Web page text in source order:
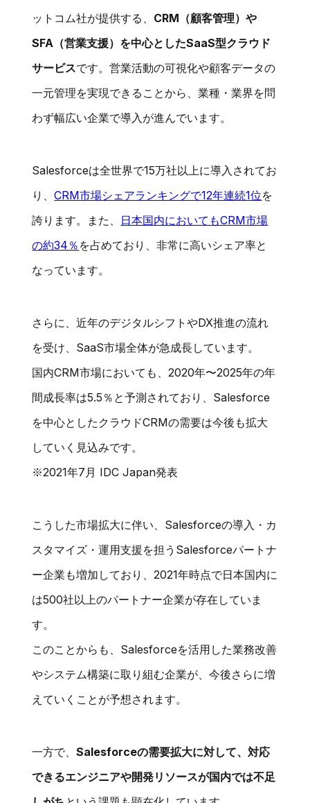
ットコム社が提供する、 CRM（顧客管理）や
SFA（営業支援）を中心としたSaaS型クラウド
サービスです。営業活動の可視化や顧客データの
一元管理を実現できることから、業種・業界を問
わず幅広い企業で導入が進んでいます。
Salesforceは全世界で15万社以上に導入されてお
り、CRM市場シェアランキングで12年連続1位を
誇ります。また、 日本国内においてもCRM市場
の約34％ を占めており、非常に高いシェア率と
なっています。
さらに、近年のデジタルシフトやDX推進の流れ
を受け、SaaS市場全体が急成長しています。
国内CRM市場においても、2020年〜2025年の年
間成長率は5.5％と予測されており、Salesforce
を中心としたクラウドCRMの需要は今後も拡大
していく見込みです。
※2021年7月 IDC Japan発表
こうした市場拡大に伴い、Salesforceの導入・カ
スタマイズ・運用支援を担うSalesforceパートナ
ー企業も増加しており、2021年時点で日本国内に
は500社以上のパートナー企業が存在していま
す。
このことからも、Salesforceを活用した業務改善
やシステム構築に取り組む企業が、今後さらに増
えていくことが予想されます。
一方で、Salesforceの需要拡大に対して、対応
できるエンジニアや開発リソースが国内では不足